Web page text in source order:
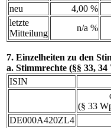
neu 4,00 %
letzte
Mitteilung
n/a %
7. Einzelheiten zu den
a. Stimmrechte (§§ 33,
ISIN
(§ 33
DE000A420ZL4